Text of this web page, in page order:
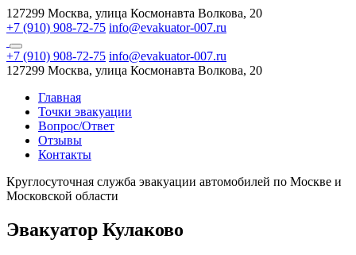
127299 Москва, улица Космонавта Волкова, 20
+7 (910) 908-72-75 info@evakuator-007.ru
+7 (910) 908-72-75 info@evakuator-007.ru
127299 Москва, улица Космонавта Волкова, 20
Главная
Точки эвакуации
Вопрос/Ответ
Отзывы
Контакты
Круглосуточная служба эвакуации автомобилей по Москве и
Московской области
Эвакуатор Кулаково